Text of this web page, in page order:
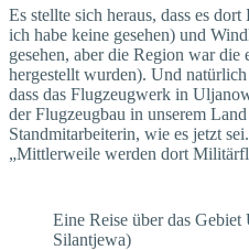
Es stellte sich heraus, dass es
ich habe keine gesehen) und
gesehen, aber die Region war
hergestellt wurden). Und
dass das Flugzeugwerk in
der Flugzeugbau in unserem
Standmitarbeiterin, wie es jetzt
„Mittlerweile werden dort
Eine Reise über das
Silantjewa)